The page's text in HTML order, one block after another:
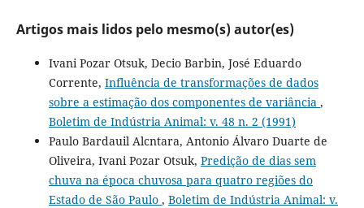
Artigos mais lidos pelo mesmo(s) autor(es)
Ivani Pozar Otsuk, Decio Barbin, José Eduardo
Corrente, Influência de transformações de dados
sobre a estimação dos componentes de variância ,
Boletim de Indústria Animal: v. 48 n. 2 (1991)
Paulo Bardauil Alcntara, Antonio Álvaro Duarte de
Oliveira, Ivani Pozar Otsuk, Predição de dias sem
chuva na época chuvosa para quatro regiões do
Estado de São Paulo , Boletim de Indústria Animal: v.